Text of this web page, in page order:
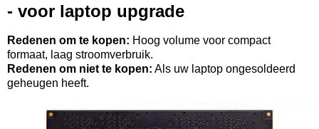
- voor laptop upgrade
Redenen om te kopen: Hoog volume voor compact
formaat, laag stroomverbruik.
Redenen om niet te kopen: Als uw laptop ongesoldeerd
geheugen heeft.